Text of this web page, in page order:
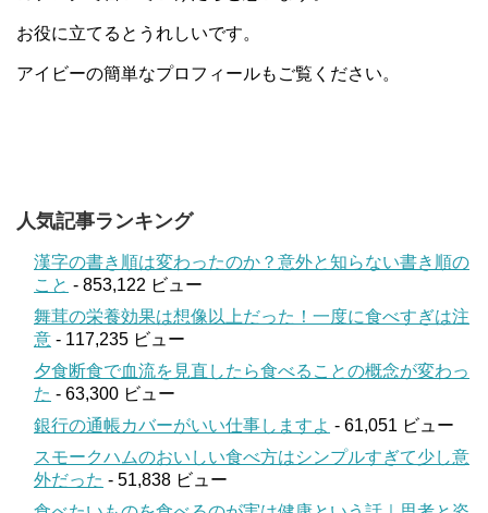
お役に立てるとうれしいです。
アイビーの簡単なプロフィールもご覧ください。
人気記事ランキング
漢字の書き順は変わったのか？意外と知らない書き順の
こと - 853,122 ビュー
舞茸の栄養効果は想像以上だった！一度に食べすぎは注
意 - 117,235 ビュー
夕食断食で血流を見直したら食べることの概念が変わっ
た - 63,300 ビュー
銀行の通帳カバーがいい仕事しますよ - 61,051 ビュー
スモークハムのおいしい食べ方はシンプルすぎて少し意
外だった - 51,838 ビュー